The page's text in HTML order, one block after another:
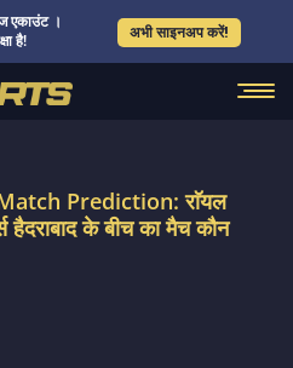
एकाउंट ।
है!
अभी साइनअप करें!
Prediction: राॅयल
के बीच का मैच कौन